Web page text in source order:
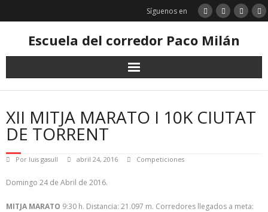
Síguenos en
Escuela del corredor Paco Milán
XII MITJA MARATO I 10K CIUTAT
DE TORRENT
Por luis gasull abril 24, 2016 Competiciones
Domingo 24 de Abril de 2016.
MITJA MARATO 9:30 h. Distancia: 21.097 m. Corredores llegados a meta: